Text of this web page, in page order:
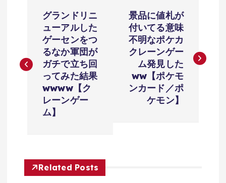
ナ
シ
グランドリニ
ューアルした
ゲーセンをつ
るなか軍団が
ガチで立ち回
ってみた結果
wwww【ク
レーンゲー
ム】
景品に値札が
付いてる意味
不明なポケカ
クレーンゲー
ム発見した
ww【ポケモ
ンカード／ポ
ケモン】
Related Posts